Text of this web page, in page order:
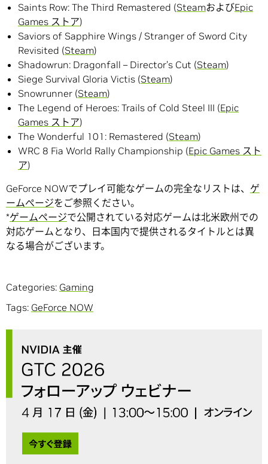
Saints Row: The Third Remastered (SteamおよびEpic
Games ストア)
Saviors of Sapphire Wings / Stranger of Sword City
Revisited (Steam)
Shadowrun: Dragonfall – Director’s Cut (Steam)
Siege Survival Gloria Victis (Steam)
Snowrunner (Steam)
The Legend of Heroes: Trails of Cold Steel III (Epic
Games ストア)
The Wonderful 101: Remastered (Steam)
WRC 8 Fia World Rally Championship (Epic Games スト
ア)
GeForce NOWでプレイ可能なゲームの完全なリストは、 ゲ
ームぺージをご参照ください。
*ゲームページで公開されている対応ゲームは北米欧州での
対応ゲームとなり、日本国内で提供されるタイトルとは異
なる場合がございます。
Categories: Gaming
Tags: GeForce NOW